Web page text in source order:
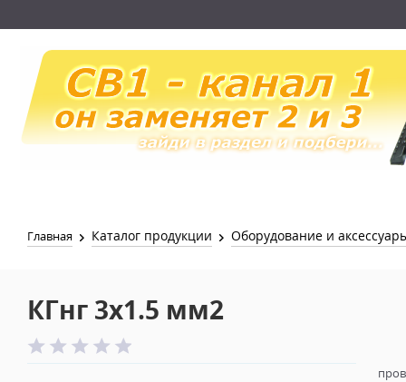
Распродажа Лампы
Главная Каталог продукции Оборудование и
КГнг 3х1.5 мм2